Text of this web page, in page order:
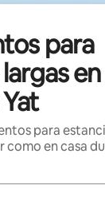
para
en
para
como en casa